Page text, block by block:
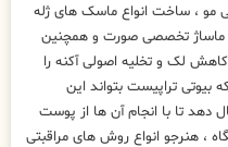
مو ، ساخت انواع ماسک های ژله
ماساژ تخصصی صورت و همچنین
لک و تخلیه اصولی آکنه را
تراپیست بتواند این
دهد تا با انجام آن ها از پوست
، هنرجو انواع روش های مراقبتی